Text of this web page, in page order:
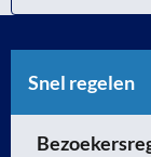
Snel regelen